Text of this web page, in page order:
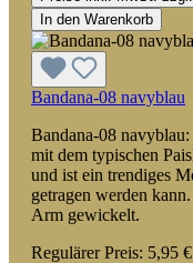
In den Warenkorb
Bandana-08 navyblau
Bandana-08
mit dem typischen
und ist ein trendiges
getragen werden
Arm gewickelt.
Regulärer Preis: 5,95 €